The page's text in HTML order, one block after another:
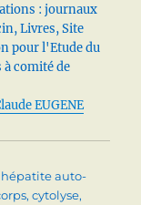
: journaux
Livres, Site
pour l'Etude du
à comité de
EUGENE
Catégories
hépatite auto-
,cytolyse,